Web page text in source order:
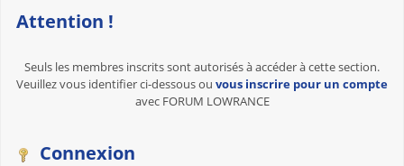
Attention !
Seuls les membres inscrits sont autorisés à accéder à cette section.
Veuillez vous identifier ci-dessous ou vous inscrire pour un compte
avec FORUM LOWRANCE
Connexion